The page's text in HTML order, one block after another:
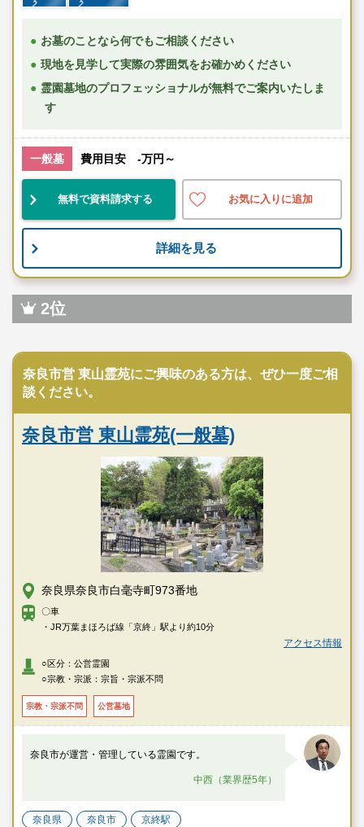
お墓のことなら何でもご相談ください
現地を見学して実際の雰囲気をお確かめください
霊園墓地のプロフェッショナルが無料でご案内いたしま
す
一般墓 費用目安 -万円～
無料で資料請求する お気に入りに追加
詳細を見る
2位
奈良市営 東山霊苑にご興味のある方は、ぜひ一度ご相
談ください。
奈良市営 東山霊苑(一般墓)
奈良県奈良市白毫寺町973番地
〇車
・JR万葉まほろば線「京終」駅より約10分
アクセス情報
○区分：公営霊園
○宗教・宗派：宗旨・宗派不問
宗教・宗派不問 公営墓地
奈良市が運営・管理している霊園です。
中西（業界歴5年）
奈良県 奈良市 京終駅